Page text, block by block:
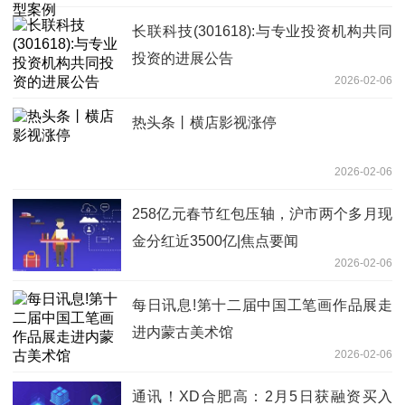
长联科技(301618):与专业投资机构共同
投资的进展公告
2026-02-06
热头条丨横店影视涨停
2026-02-06
258亿元春节红包压轴，沪市两个多月现
金分红近3500亿|焦点要闻
2026-02-06
每日讯息!第十二届中国工笔画作品展走
进内蒙古美术馆
2026-02-06
通讯！XD合肥高：2月5日获融资买入